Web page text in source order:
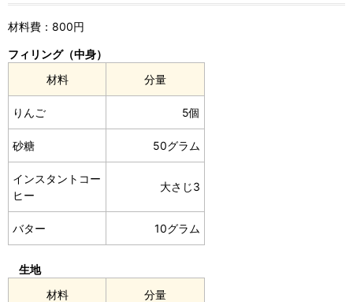
材料費：800円
フィリング（中身）
材料
分量
りんご 5個
砂糖 50グラム
インスタントコー
ヒー
大さじ3
バター 10グラム
生地
材料
分量